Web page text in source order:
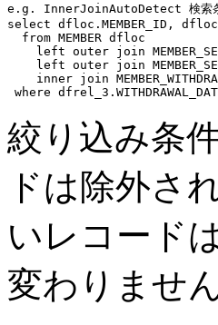
e.g. InnerJoinAutoDetect 検索条
select dfloc.MEMBER_ID,
from MEMBER dfloc
left outer join
left outer join
inner join
where
絞り込み条
ドは除外さ
いレコード
変わりません